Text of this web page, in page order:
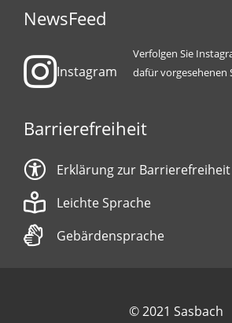
NewsFeed
Instagram
Verfolgen Sie
dafür vorgesehenen
Barrierefreiheit
Erklärung zur Barrierefreiheit
Leichte Sprache
Gebärdensprache
© 2021 Sasbach